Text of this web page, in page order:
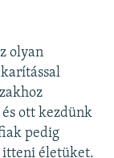
olyan
ott kezdünk
pedig
itteni életüket.